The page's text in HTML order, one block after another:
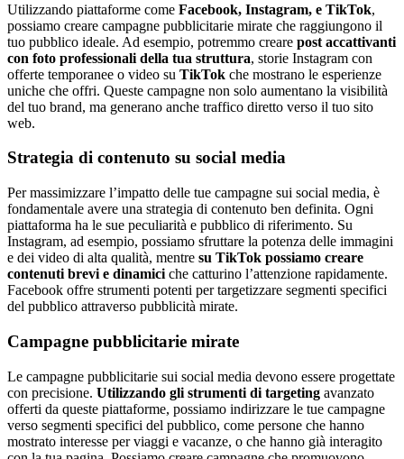
Utilizzando piattaforme come Facebook, Instagram, e TikTok,
possiamo creare campagne pubblicitarie mirate che raggiungono il
tuo pubblico ideale. Ad esempio, potremmo creare post accattivanti
con foto professionali della tua struttura, storie Instagram con
offerte temporanee o video su TikTok che mostrano le esperienze
uniche che offri. Queste campagne non solo aumentano la visibilità
del tuo brand, ma generano anche traffico diretto verso il tuo sito
web.
Strategia di contenuto su social media
Per massimizzare l’impatto delle tue campagne sui social media, è
fondamentale avere una strategia di contenuto ben definita. Ogni
piattaforma ha le sue peculiarità e pubblico di riferimento. Su
Instagram, ad esempio, possiamo sfruttare la potenza delle immagini
e dei video di alta qualità, mentre su TikTok possiamo creare
contenuti brevi e dinamici che catturino l’attenzione rapidamente.
Facebook offre strumenti potenti per targetizzare segmenti specifici
del pubblico attraverso pubblicità mirate.
Campagne pubblicitarie mirate
Le campagne pubblicitarie sui social media devono essere progettate
con precisione. Utilizzando gli strumenti di targeting avanzato
offerti da queste piattaforme, possiamo indirizzare le tue campagne
verso segmenti specifici del pubblico, come persone che hanno
mostrato interesse per viaggi e vacanze, o che hanno già interagito